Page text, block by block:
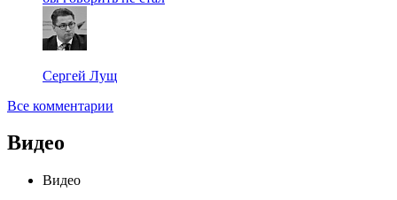
Сергей Лущ
Все комментарии
Видео
Видео